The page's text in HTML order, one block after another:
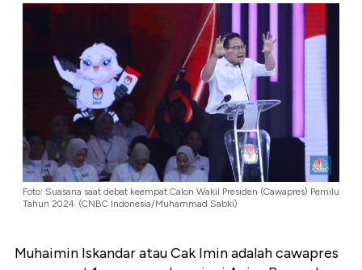
Foto: Suasana saat debat keempat Calon Wakil Presiden (Cawapres) Pemilu
Tahun 2024. (CNBC Indonesia/Muhammad Sabki)
Muhaimin Iskandar atau Cak Imin adalah cawapres